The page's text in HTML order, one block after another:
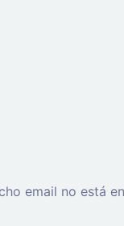
email no está